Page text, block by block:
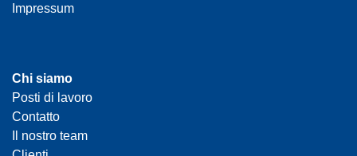
Impressum
Chi siamo
Posti di lavoro
Contatto
Il nostro team